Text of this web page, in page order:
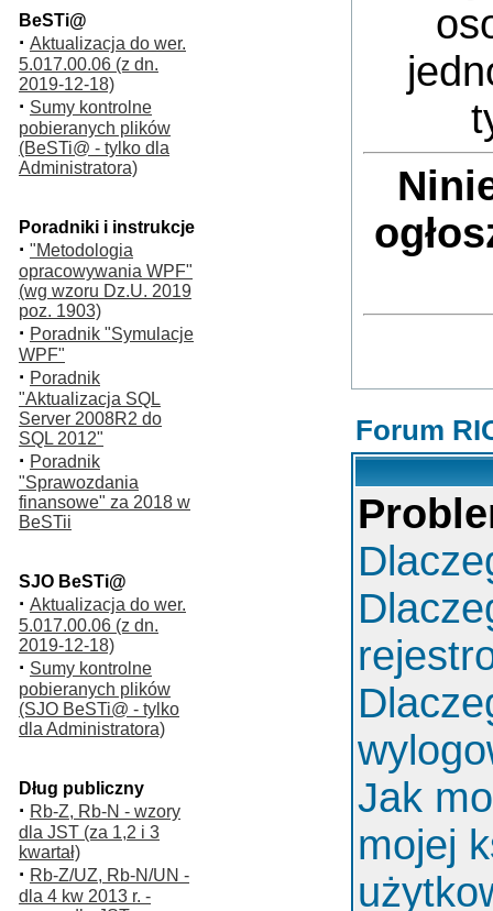
BeSTi@
· Aktualizacja do wer.
5.017.00.06 (z dn.
2019-12-18)
· Sumy kontrolne
pobieranych plików
(BeSTi@ - tylko dla
Administratora)
Poradniki i instrukcje
· "Metodologia
opracowywania WPF"
(wg wzoru Dz.U. 2019
poz. 1903)
· Poradnik "Symulacje
WPF"
· Poradnik
"Aktualizacja SQL
Server 2008R2 do
SQL 2012"
· Poradnik
"Sprawozdania
finansowe" za 2018 w
BeSTii
SJO BeSTi@
· Aktualizacja do wer.
5.017.00.06 (z dn.
2019-12-18)
· Sumy kontrolne
pobieranych plików
(SJO BeSTi@ - tylko
dla Administratora)
Dług publiczny
· Rb-Z, Rb-N - wzory
dla JST (za 1,2 i 3
kwartał)
· Rb-Z/UZ, Rb-N/UN -
dla 4 kw 2013 r. -
Forum
Jak
mojej